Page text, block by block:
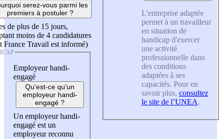
serez-vous parmi les
premiers à postuler ?
de plus de 15 jours,
moins de 4 candidatures
France Travail est informé)
Employeur handi-
engagé
Qu'est-ce qu'un
employeur handi-
engagé ?
Un employeur handi-
engagé est un
employeur reconnu
L'entreprise adaptée
permet à un travailleur
en situation de
handicap d'exercer
une activité
professionnelle dans
des conditions
adaptées à ses
capacités. Pour en
savoir plus, consultez
le site de l’UNEA.